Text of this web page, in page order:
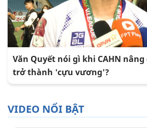
Văn Quyết nói gì khi CAHN nâng
trở thành 'cựu vương'?
VIDEO NỔI BẬT